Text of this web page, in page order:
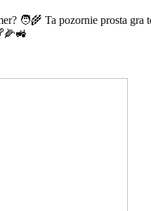
🧑‍🌾 Ta pozornie prosta